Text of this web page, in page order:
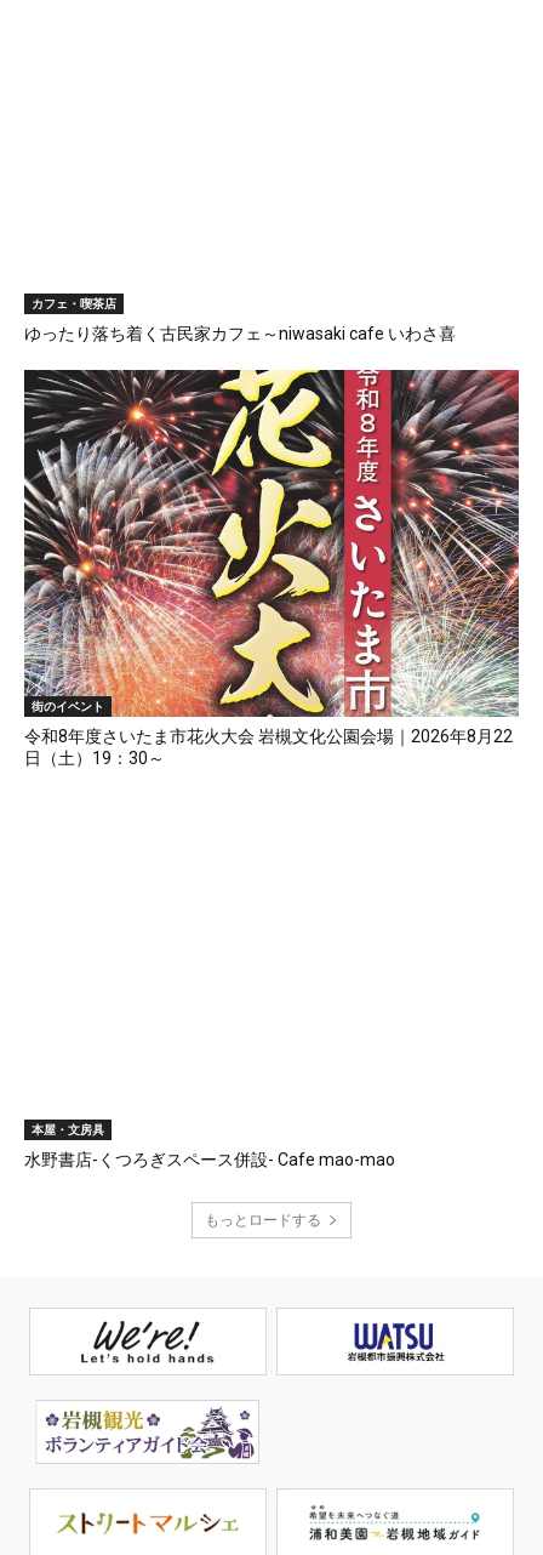
カフェ・喫茶店
ゆったり落ち着く古民家カフェ～niwasaki cafe いわさ喜
街のイベント
令和8年度さいたま市花火大会 岩槻文化公園会場｜2026年8月22
日（土）19：30～
本屋・文房具
水野書店-くつろぎスペース併設- Cafe mao-mao
もっとロードする